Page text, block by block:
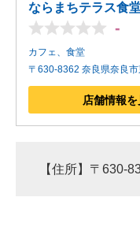
ならまちテラス食
-
カフェ、食堂
〒630-8362 奈良県奈良市
店舗情報
【住所】〒630-